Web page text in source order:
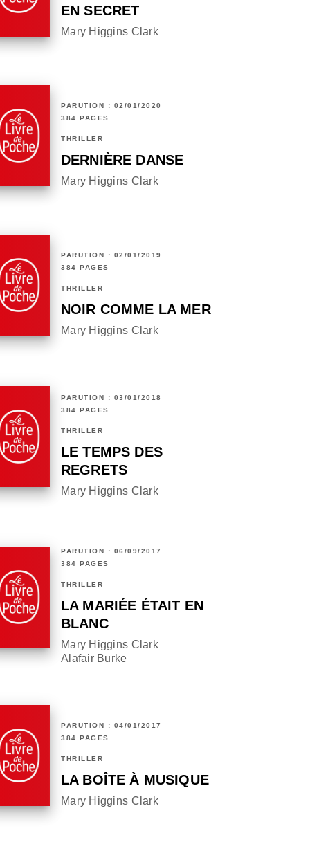
EN SECRET
Mary Higgins Clark
PARUTION : 02/01/2020
384 PAGES
THRILLER
DERNIÈRE DANSE
Mary Higgins Clark
PARUTION : 02/01/2019
384 PAGES
THRILLER
NOIR COMME LA MER
Mary Higgins Clark
PARUTION : 03/01/2018
384 PAGES
THRILLER
LE TEMPS DES
REGRETS
Mary Higgins Clark
PARUTION : 06/09/2017
384 PAGES
THRILLER
LA MARIÉE ÉTAIT EN
BLANC
Mary Higgins Clark
Alafair Burke
PARUTION : 04/01/2017
384 PAGES
THRILLER
LA BOÎTE À MUSIQUE
Mary Higgins Clark